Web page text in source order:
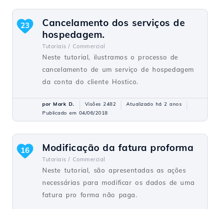
Cancelamento dos serviços de
hospedagem.
Tutoriais / Commercial
Neste tutorial, ilustramos o processo de
cancelamento de um serviço de hospedagem
da conta do cliente Hostico.
23
por Mark D. Visões 2482
Atualizado há 2 anos
Publicado em 04/06/2018
Modificação da fatura proforma
Tutoriais / Commercial
Neste tutorial, são apresentadas as ações
necessárias para modificar os dados de uma
fatura pro forma não paga.
16